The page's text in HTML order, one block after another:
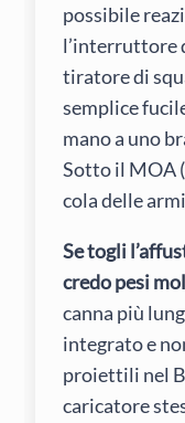
possibile
l’interruttore
tiratore di
semplice
mano a uno
Sotto il MOA
cola delle
Se togli
credo pesi
canna più
integrato e
proiettili nel
caricatore